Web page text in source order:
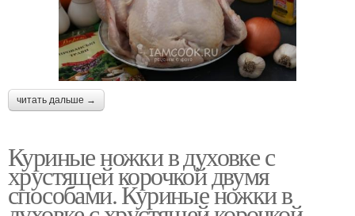
читать дальше →
Куриные ножки в духовке с
хрустящей корочкой двумя
способами. Куриные ножки в